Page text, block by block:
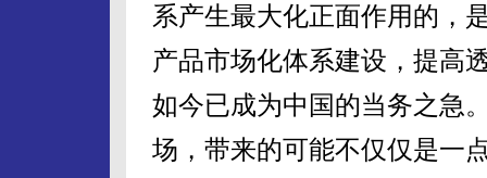
系产生最大化正面作用的，
产品市场化体系建设，提高
如今已成为中国的当务之急
场，带来的可能不仅仅是一